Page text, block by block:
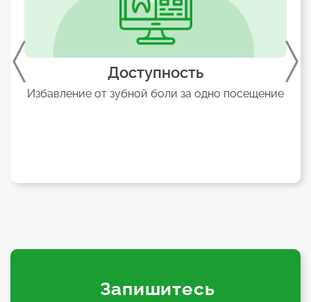
Доступность
Избавление от зубной боли за одно посещение
Запишитесь